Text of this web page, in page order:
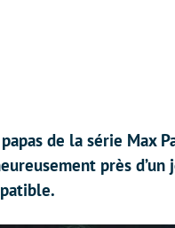
de la série Max
près d’un